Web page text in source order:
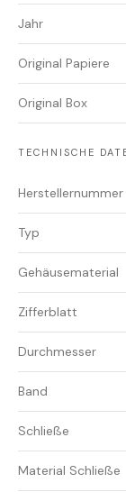
Jahr
Original Papiere
Original Box
TECHNISCHE
Herstellernummer
Typ
Gehäusematerial
Zifferblatt
Durchmesser
Band
Schließe
Material Schließe